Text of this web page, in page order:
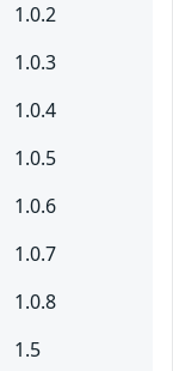
1.0.2
1.0.3
1.0.4
1.0.5
1.0.6
1.0.7
1.0.8
1.5